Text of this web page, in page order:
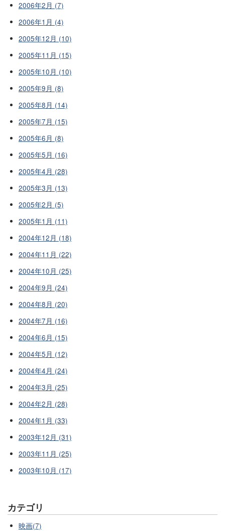
2006年2月 (7)
2006年1月 (4)
2005年12月 (10)
2005年11月 (15)
2005年10月 (10)
2005年9月 (8)
2005年8月 (14)
2005年7月 (15)
2005年6月 (8)
2005年5月 (16)
2005年4月 (28)
2005年3月 (13)
2005年2月 (5)
2005年1月 (11)
2004年12月 (18)
2004年11月 (22)
2004年10月 (25)
2004年9月 (24)
2004年8月 (20)
2004年7月 (16)
2004年6月 (15)
2004年5月 (12)
2004年4月 (24)
2004年3月 (25)
2004年2月 (28)
2004年1月 (33)
2003年12月 (31)
2003年11月 (25)
2003年10月 (17)
カテゴリ
映画(7)